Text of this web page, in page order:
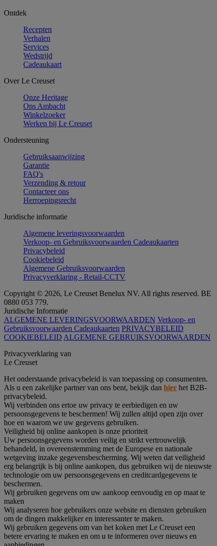
Ontdek
Recepten
Verhalen
Services
Wedstrijd
Cadeaukaart
Over Le Creuset
Onze Heritage
Ons Ambacht
Winkelzoeker
Werken bij Le Creuset
Ondersteuning
Gebruiksaanwijzing
Garantie
FAQ's
Verzending & retour
Contacteer ons
Herroepingsrecht
Juridische informatie
Algemene leveringsvoorwaarden
Verkoop- en Gebruiksvoorwaarden Cadeaukaarten
Privacybeleid
Cookiebeleid
Algemene Gebruiksvoorwaarden
Privacyverklaring - Retail-CCTV
Copyright © 2026, Le Creuset Benelux NV. All rights reserved. BE
0880 053 779.
Juridische Informatie
ALGEMENE LEVERINGSVOORWAARDEN Verkoop- en
Gebruiksvoorwaarden Cadeaukaarten PRIVACYBELEID
COOKIEBELEID ALGEMENE GEBRUIKSVOORWAARDEN
Privacyverklaring van
Le Creuset
Het onderstaande privacybeleid is van toepassing op consumenten.
Als u een zakelijke partner van ons bent, bekijk dan hier het B2B-
privacybeleid.
Wij verbinden ons ertoe uw privacy te eerbiedigen en uw
persoonsgegevens te beschermen! Wij zullen altijd open zijn over
hoe en waarom we uw gegevens gebruiken.
Veiligheid bij online aankopen is onze prioriteit
Uw persoonsgegevens worden veilig en strikt vertrouwelijk
behandeld, in overeenstemming met de Europese en nationale
wetgeving inzake gegevensbescherming. Wij weten dat veiligheid
erg belangrijk is bij online aankopen, dus gebruiken wij de nieuwste
technologie om uw persoonsgegevens en creditcardgegevens te
beschermen.
Wij gebruiken gegevens om uw aankoop eenvoudig en op maat te
maken
Wij analyseren hoe gebruikers onze website en diensten gebruiken
om de dingen makkelijker en interessanter te maken.
Wij gebruiken gegevens om van het koken met Le Creuset een
betere ervaring te maken en om u te informeren over nieuws en